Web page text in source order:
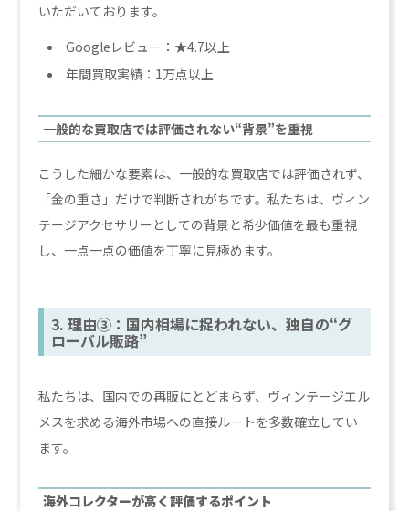
いただいております。
Googleレビュー：★4.7以上
年間買取実績：1万点以上
一般的な買取店では評価されない“背景”を重視
こうした細かな要素は、一般的な買取店では評価されず、
「金の重さ」だけで判断されがちです。私たちは、ヴィン
テージアクセサリーとしての背景と希少価値を最も重視
し、一点一点の価値を丁寧に見極めます。
3. 理由③：国内相場に捉われない、独自の“グ
ローバル販路”
私たちは、国内での再販にとどまらず、ヴィンテージエル
メスを求める海外市場への直接ルートを多数確立してい
ます。
海外コレクターが高く評価するポイント